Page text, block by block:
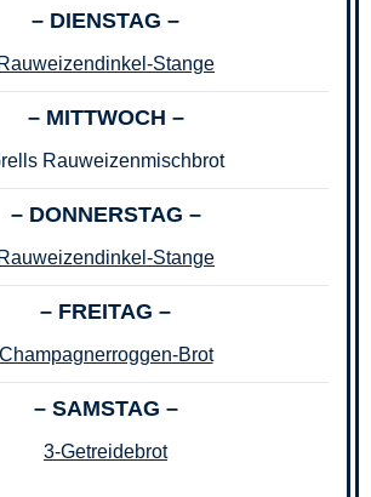
– DIENSTAG –
Rauweizendinkel-Stange
– MITTWOCH –
Rauweizenmischbrot
– DONNERSTAG –
Rauweizendinkel-Stange
– FREITAG –
Champagnerroggen-Brot
– SAMSTAG –
3-Getreidebrot